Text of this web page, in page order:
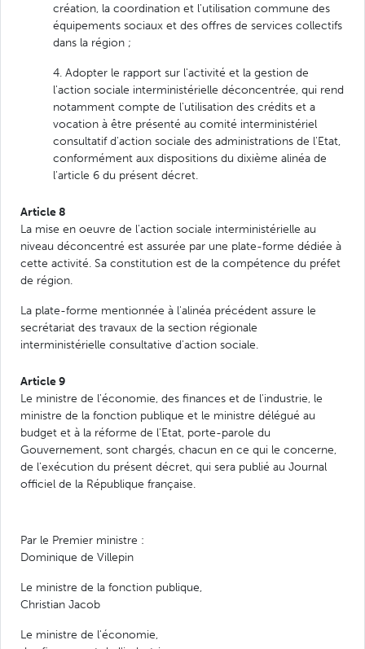
création, la coordination et l'utilisation commune des
équipements sociaux et des offres de services collectifs
dans la région ;
4. Adopter le rapport sur l'activité et la gestion de
l'action sociale interministérielle déconcentrée, qui rend
notamment compte de l'utilisation des crédits et a
vocation à être présenté au comité interministériel
consultatif d'action sociale des administrations de l'Etat,
conformément aux dispositions du dixième alinéa de
l'article 6 du présent décret.
Article 8
La mise en oeuvre de l'action sociale interministérielle au
niveau déconcentré est assurée par une plate-forme dédiée à
cette activité. Sa constitution est de la compétence du préfet
de région.
La plate-forme mentionnée à l'alinéa précédent assure le
secrétariat des travaux de la section régionale
interministérielle consultative d'action sociale.
Article 9
Le ministre de l'économie, des finances et de l'industrie, le
ministre de la fonction publique et le ministre délégué au
budget et à la réforme de l'Etat, porte-parole du
Gouvernement, sont chargés, chacun en ce qui le concerne,
de l'exécution du présent décret, qui sera publié au Journal
officiel de la République française.
Par le Premier ministre :
Dominique de Villepin
Le ministre de la fonction publique,
Christian Jacob
Le ministre de l'économie,